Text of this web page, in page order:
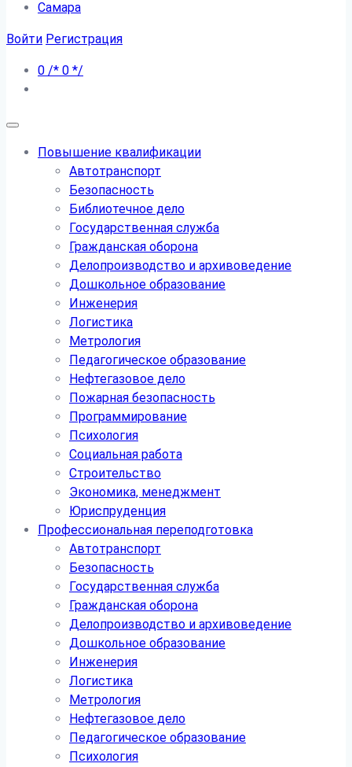
Самара
Войти Регистрация
0 /* 0 */
Повышение квалификации
Автотранспорт
Безопасность
Библиотечное дело
Государственная служба
Гражданская оборона
Делопроизводство и архивоведение
Дошкольное образование
Инженерия
Логистика
Метрология
Педагогическое образование
Нефтегазовое дело
Пожарная безопасность
Программирование
Психология
Социальная работа
Строительство
Экономика, менеджмент
Юриспруденция
Профессиональная переподготовка
Автотранспорт
Безопасность
Государственная служба
Гражданская оборона
Делопроизводство и архивоведение
Дошкольное образование
Инженерия
Логистика
Метрология
Нефтегазовое дело
Педагогическое образование
Психология